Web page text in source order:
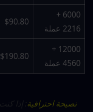
2216 عملة
$90.80
4560 عملة
$190.80
نصيحة احترافية